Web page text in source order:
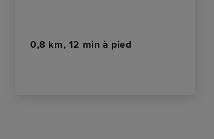
0,8 km, 12 min à pied